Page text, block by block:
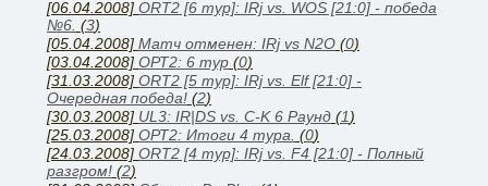
[06.04.2008] ORT2 [6 тур]: IRj vs. WOS [21:0] - победа
№6. (3)
[05.04.2008] Матч отменен: IRj vs N2O (0)
[03.04.2008] ОРТ2: 6 тур (0)
[31.03.2008] ORT2 [5 тур]: IRj vs. Elf [21:0] -
Очередная победа! (2)
[30.03.2008] UL3: IR|DS vs. C-K 6 Раунд (1)
[25.03.2008] ОРТ2: Итоги 4 тура. (0)
[24.03.2008] ORT2 [4 тур]: IRj vs. F4 [21:0] - Полный
разгром! (2)